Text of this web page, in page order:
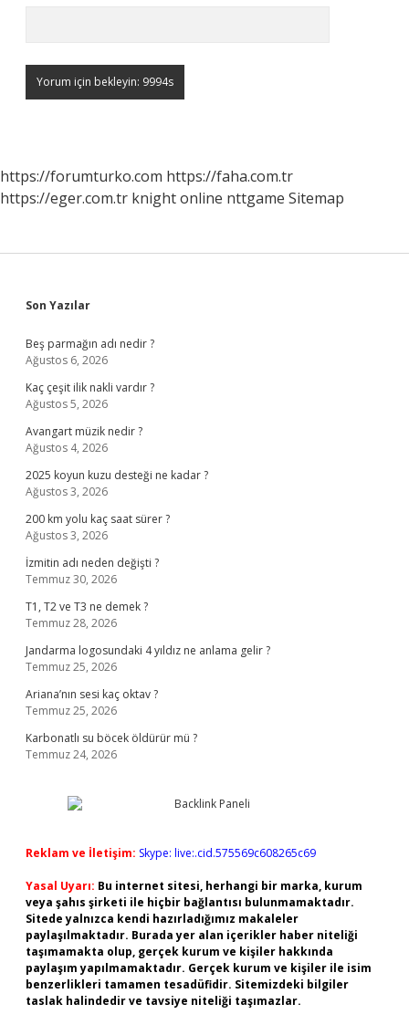
https://forumturko.com https://faha.com.tr
https://eger.com.tr knight online nttgame Sitemap
Sidebar
Son Yazılar
Beş parmağın adı nedir ?
Ağustos 6, 2026
Kaç çeşit ilik nakli vardır ?
Ağustos 5, 2026
Avangart müzik nedir ?
Ağustos 4, 2026
2025 koyun kuzu desteği ne kadar ?
Ağustos 3, 2026
200 km yolu kaç saat sürer ?
Ağustos 3, 2026
İzmitin adı neden değişti ?
Temmuz 30, 2026
T1, T2 ve T3 ne demek ?
Temmuz 28, 2026
Jandarma logosundaki 4 yıldız ne anlama gelir ?
Temmuz 25, 2026
Ariana’nın sesi kaç oktav ?
Temmuz 25, 2026
Karbonatlı su böcek öldürür mü ?
Temmuz 24, 2026
Reklam ve İletişim: Skype: live:.cid.575569c608265c69
Yasal Uyarı: Bu internet sitesi, herhangi bir marka, kurum
veya şahıs şirketi ile hiçbir bağlantısı bulunmamaktadır.
Sitede yalnızca kendi hazırladığımız makaleler
paylaşılmaktadır. Burada yer alan içerikler haber niteliği
taşımamakta olup, gerçek kurum ve kişiler hakkında
paylaşım yapılmamaktadır. Gerçek kurum ve kişiler ile isim
benzerlikleri tamamen tesadüfidir. Sitemizdeki bilgiler
taslak halindedir ve tavsiye niteliği taşımazlar.